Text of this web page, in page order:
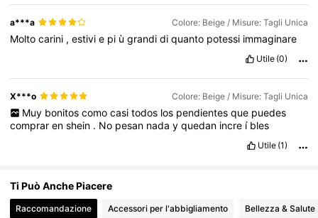
a***a Colore: Beige / Misure: Tagli Unica
Moltocarini ,estivie pi ùgrandidiquanto potessi immaginare
Utile (0)
X***o Colore: Beige / Misure: Tagli Unica
Muy bonitos como casi todos los pendientes que puedes
comprarenshein . No pesan nadayquedan incre í bles
Utile (1)
Ti Può Anche Piacere
Raccomandazione Accessori per l'abbigliamento Bellezza & Salute